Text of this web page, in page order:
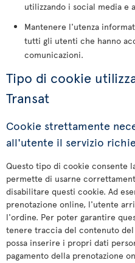
utilizzando i social media
Mantenere l'utenza
tutti gli utenti che hanno
comunicazioni.
Tipo di cookie
Transat
Cookie strettamente
all'utente il servizio
Questo tipo di cookie consente
permette di usarne
disabilitare questi cookie. Ad
prenotazione online, l'utente
l'ordine. Per poter garantire
tenere traccia del contenuto
possa inserire i propri dati
pagamento della prenotazione